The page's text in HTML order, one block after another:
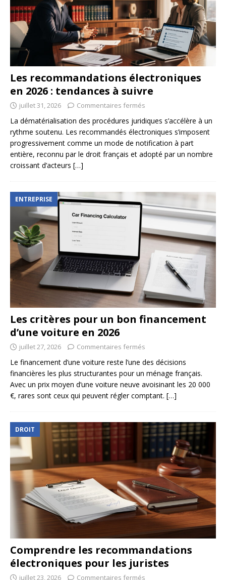
Les recommandations électroniques
en 2026 : tendances à suivre
juillet 31, 2026 Commentaires fermés
La dématérialisation des procédures juridiques s’accélère à un
rythme soutenu. Les recommandés électroniques s’imposent
progressivement comme un mode de notification à part
entière, reconnu par le droit français et adopté par un nombre
croissant d’acteurs […]
ENTREPRISE
Les critères pour un bon financement
d’une voiture en 2026
juillet 27, 2026 Commentaires fermés
Le financement d’une voiture reste l’une des décisions
financières les plus structurantes pour un ménage français.
Avec un prix moyen d’une voiture neuve avoisinant les 20 000
€, rares sont ceux qui peuvent régler comptant. […]
DROIT
Comprendre les recommandations
électroniques pour les juristes
juillet 23, 2026 Commentaires fermés